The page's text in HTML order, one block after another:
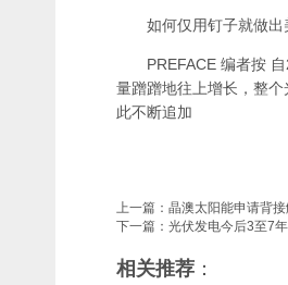
如何仅用钉子就做出
PREFACE 编者按 自
量蹭蹭地往上增长，整
此不断追加
上一篇： 晶澳太阳能申请背
下一篇： 光伏发电今后3至7
相关推荐 ：